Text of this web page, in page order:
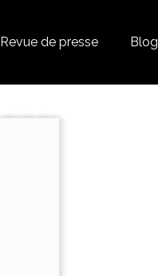
Revue de presse Blog